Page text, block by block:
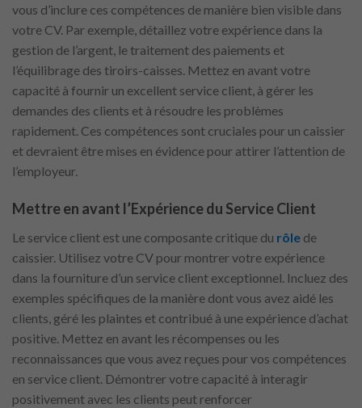
vous d’inclure ces compétences de manière bien visible dans
votre CV. Par exemple, détaillez votre expérience dans la
gestion de l’argent, le traitement des paiements et
l’équilibrage des tiroirs-caisses. Mettez en avant votre
capacité à fournir un excellent service client, à gérer les
demandes des clients et à résoudre les problèmes
rapidement. Ces compétences sont cruciales pour un caissier
et devraient être mises en évidence pour attirer l’attention de
l’employeur.
Mettre en avant l’Expérience du Service Client
Le service client est une composante critique du rôle de
caissier. Utilisez votre CV pour montrer votre expérience
dans la fourniture d’un service client exceptionnel. Incluez des
exemples spécifiques de la manière dont vous avez aidé les
clients, géré les plaintes et contribué à une expérience d’achat
positive. Mettez en avant les récompenses ou les
reconnaissances que vous avez reçues pour vos compétences
en service client. Démontrer votre capacité à interagir
positivement avec les clients peut renforcer